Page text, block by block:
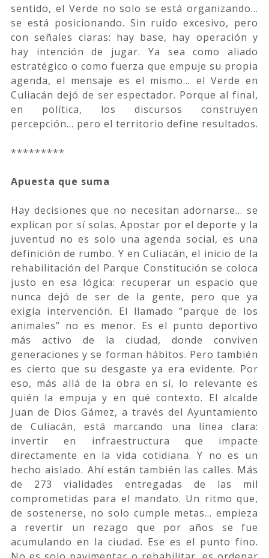
sentido, el Verde no solo se está organizando…
se está posicionando. Sin ruido excesivo, pero
con señales claras: hay base, hay operación y
hay intención de jugar. Ya sea como aliado
estratégico o como fuerza que empuje su propia
agenda, el mensaje es el mismo… el Verde en
Culiacán dejó de ser espectador. Porque al final,
en política, los discursos construyen
percepción… pero el territorio define resultados.
*********
Apuesta que suma
Hay decisiones que no necesitan adornarse… se
explican por sí solas. Apostar por el deporte y la
juventud no es solo una agenda social, es una
definición de rumbo. Y en Culiacán, el inicio de la
rehabilitación del Parque Constitución se coloca
justo en esa lógica: recuperar un espacio que
nunca dejó de ser de la gente, pero que ya
exigía intervención. El llamado “parque de los
animales” no es menor. Es el punto deportivo
más activo de la ciudad, donde conviven
generaciones y se forman hábitos. Pero también
es cierto que su desgaste ya era evidente. Por
eso, más allá de la obra en sí, lo relevante es
quién la empuja y en qué contexto. El alcalde
Juan de Dios Gámez, a través del Ayuntamiento
de Culiacán, está marcando una línea clara:
invertir en infraestructura que impacte
directamente en la vida cotidiana. Y no es un
hecho aislado. Ahí están también las calles. Más
de 273 vialidades entregadas de las mil
comprometidas para el mandato. Un ritmo que,
de sostenerse, no solo cumple metas… empieza
a revertir un rezago que por años se fue
acumulando en la ciudad. Ese es el punto fino.